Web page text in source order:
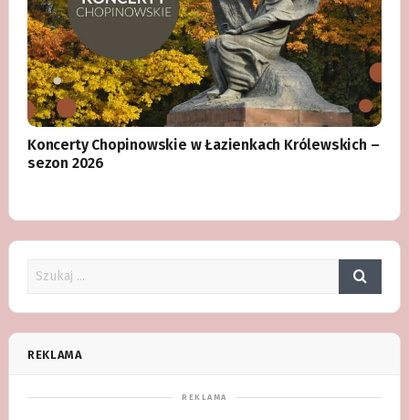
Koncerty Chopinowskie w Łazienkach Królewskich –
sezon 2026
REKLAMA